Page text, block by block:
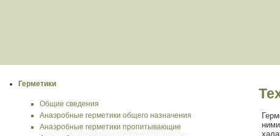
Герметики
Общие сведения
Анаэробные герметики общего назначения
Анаэробные герметики пропитывающие